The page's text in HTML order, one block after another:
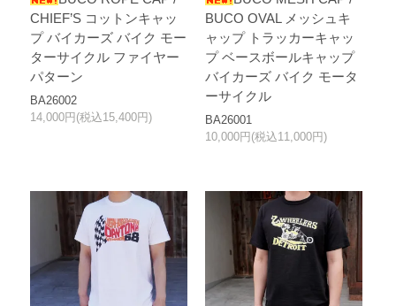
CHIEF’S コットンキャッ
プ バイカーズ バイク モー
ターサイクル ファイヤー
パターン
BA26002
14,000円(税込15,400円)
BUCO OVAL メッシュキ
ャップ トラッカーキャッ
プ ベースボールキャップ
バイカーズ バイク モータ
ーサイクル
BA26001
10,000円(税込11,000円)